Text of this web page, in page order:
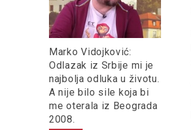
Marko Vidojković:
Odlazak iz Srbije mi je
najbolja odluka u životu.
A nije bilo sile koja bi
me oterala iz Beograda
2008.